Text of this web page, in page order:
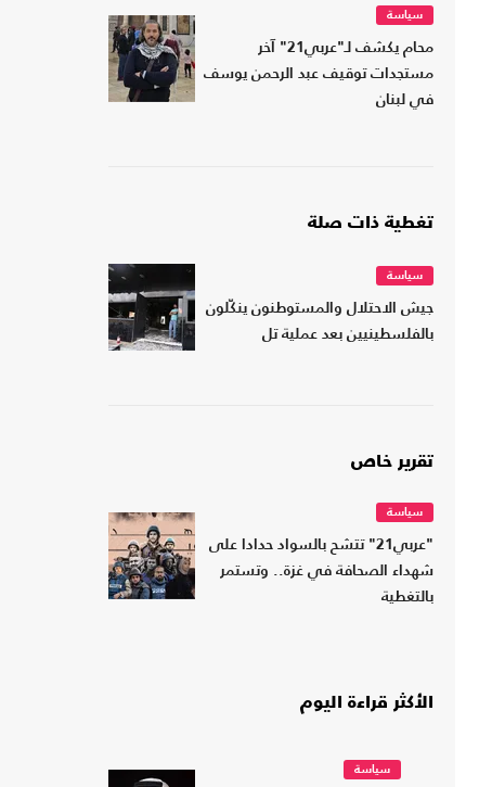
سياسة
محام يكشف لـ"عربي21" آخر
مستجدات توقيف عبد الرحمن يوسف
في لبنان
تغطية ذات صلة
سياسة
جيش الاحتلال والمستوطنون ينكّلون
بالفلسطينيين بعد عملية تل
تقرير خاص
سياسة
"عربي21" تتشح بالسواد حدادا على
شهداء الصحافة في غزة.. وتستمر
بالتغطية
الأكثر قراءة اليوم
سياسة